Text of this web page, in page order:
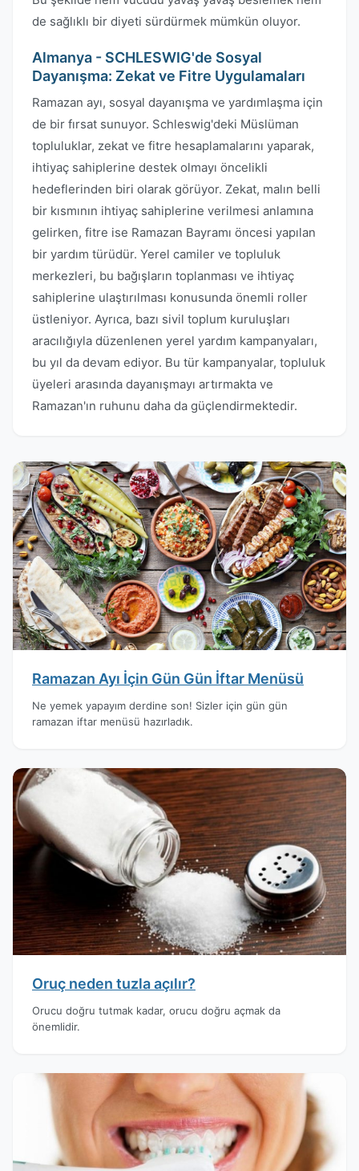
de sağlıklı bir diyeti sürdürmek mümkün oluyor.
Almanya - SCHLESWIG'de Sosyal
Dayanışma: Zekat ve Fitre Uygulamaları
Ramazan ayı, sosyal dayanışma ve yardımlaşma için
de bir fırsat sunuyor. Schleswig'deki Müslüman
topluluklar, zekat ve fitre hesaplamalarını yaparak,
ihtiyaç sahiplerine destek olmayı öncelikli
hedeflerinden biri olarak görüyor. Zekat, malın belli
bir kısmının ihtiyaç sahiplerine verilmesi anlamına
gelirken, fitre ise Ramazan Bayramı öncesi yapılan
bir yardım türüdür. Yerel camiler ve topluluk
merkezleri, bu bağışların toplanması ve ihtiyaç
sahiplerine ulaştırılması konusunda önemli roller
üstleniyor. Ayrıca, bazı sivil toplum kuruluşları
aracılığıyla düzenlenen yerel yardım kampanyaları,
bu yıl da devam ediyor. Bu tür kampanyalar, topluluk
üyeleri arasında dayanışmayı artırmakta ve
Ramazan'ın ruhunu daha da güçlendirmektedir.
Ramazan Ayı İçin Gün Gün İftar Menüsü
Ne yemek yapayım derdine son! Sizler için gün gün
ramazan iftar menüsü hazırladık.
Oruç neden tuzla açılır?
Orucu doğru tutmak kadar, orucu doğru açmak da
önemlidir.